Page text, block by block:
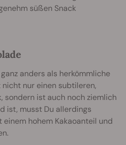
süßen Snack
anders als herkömmliche
nur einen subtileren,
sondern ist auch noch ziemlich
ist, musst Du allerdings
hohem Kakaoanteil und